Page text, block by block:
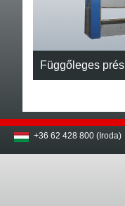
Függőleges prés
+36 62 428 800 (Iroda)